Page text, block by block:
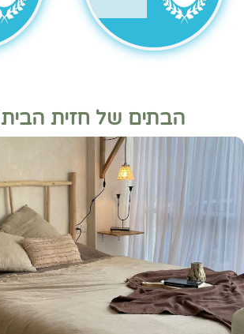
הבתים של חזית הבית